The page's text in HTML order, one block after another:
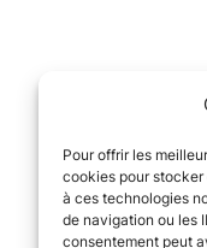
Pour offrir les
cookies pour
à ces technologies
de navigation ou les
consentement peut